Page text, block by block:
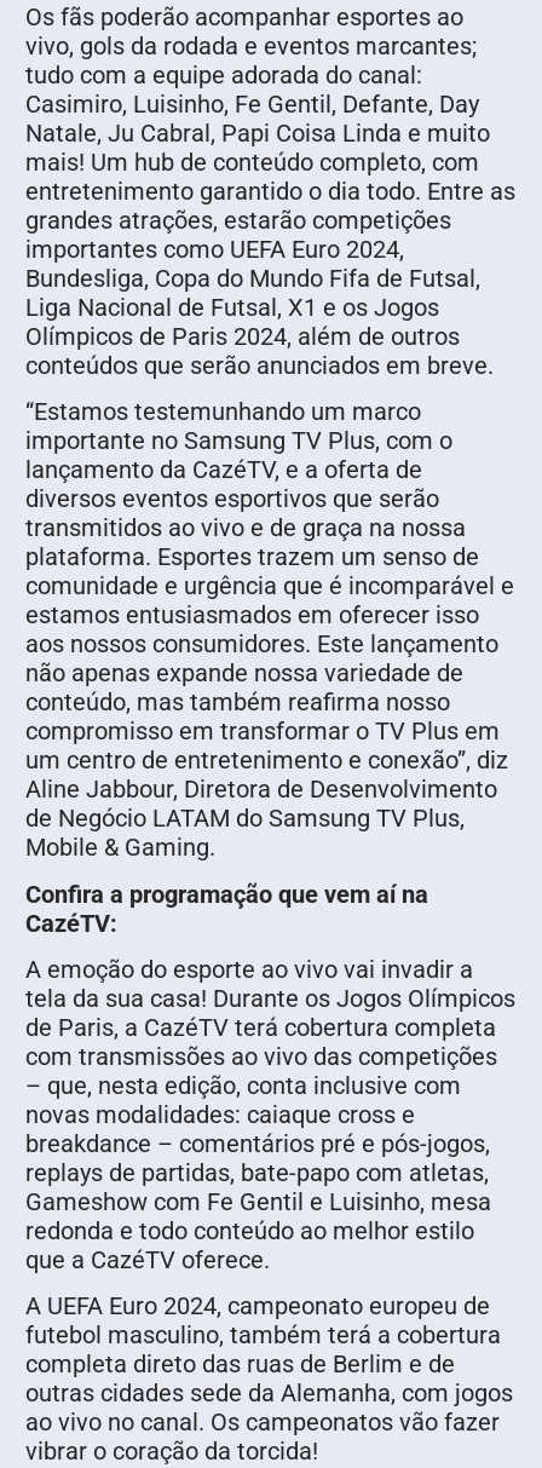
Os fãs poderão acompanhar esportes ao
vivo, gols da rodada e eventos marcantes;
tudo com a equipe adorada do canal:
Casimiro, Luisinho, Fe Gentil, Defante, Day
Natale, Ju Cabral, Papi Coisa Linda e muito
mais! Um hub de conteúdo completo, com
entretenimento garantido o dia todo. Entre as
grandes atrações, estarão competições
importantes como UEFA Euro 2024,
Bundesliga, Copa do Mundo Fifa de Futsal,
Liga Nacional de Futsal, X1 e os Jogos
Olímpicos de Paris 2024, além de outros
conteúdos que serão anunciados em breve.
“Estamos testemunhando um marco
importante no Samsung TV Plus, com o
lançamento da CazéTV, e a oferta de
diversos eventos esportivos que serão
transmitidos ao vivo e de graça na nossa
plataforma. Esportes trazem um senso de
comunidade e urgência que é incomparável e
estamos entusiasmados em oferecer isso
aos nossos consumidores. Este lançamento
não apenas expande nossa variedade de
conteúdo, mas também reafirma nosso
compromisso em transformar o TV Plus em
um centro de entretenimento e conexão”, diz
Aline Jabbour, Diretora de Desenvolvimento
de Negócio LATAM do Samsung TV Plus,
Mobile & Gaming.
Confira a programação que vem aí na
CazéTV:
A emoção do esporte ao vivo vai invadir a
tela da sua casa! Durante os Jogos Olímpicos
de Paris, a CazéTV terá cobertura completa
com transmissões ao vivo das competições
– que, nesta edição, conta inclusive com
novas modalidades: caiaque cross e
breakdance – comentários pré e pós-jogos,
replays de partidas, bate-papo com atletas,
Gameshow com Fe Gentil e Luisinho, mesa
redonda e todo conteúdo ao melhor estilo
que a CazéTV oferece.
A UEFA Euro 2024, campeonato europeu de
futebol masculino, também terá a cobertura
completa direto das ruas de Berlim e de
outras cidades sede da Alemanha, com jogos
ao vivo no canal. Os campeonatos vão fazer
vibrar o coração da torcida!